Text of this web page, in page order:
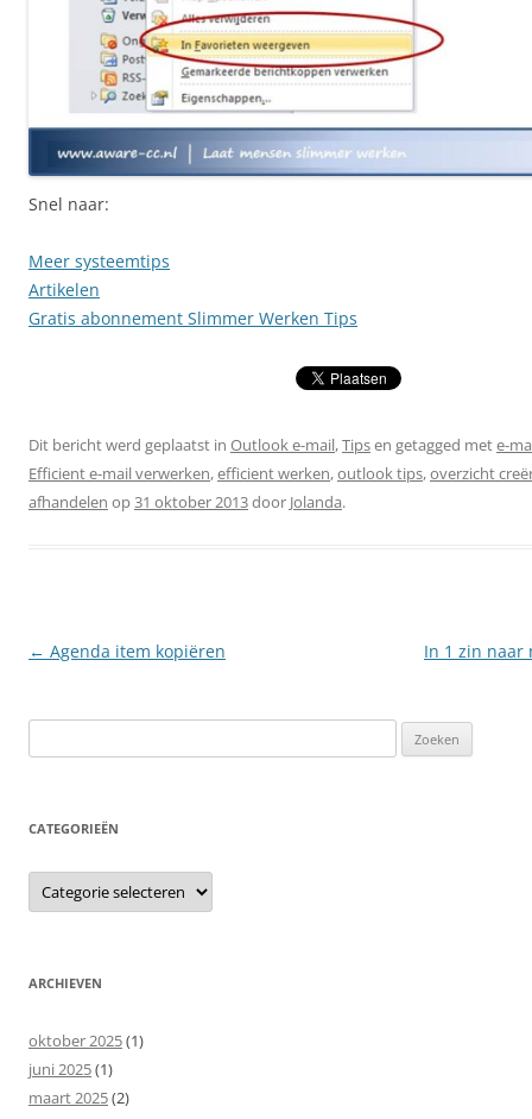
Snel naar:
Meer systeemtips
Artikelen
Gratis abonnement Slimmer Werken Tips
Dit bericht werd geplaatst in Outlook e-mail,Tipsen getagged mete-
Efficient e-mail verwerken,efficient werken,outlook tips,overzicht
afhandelen op31 oktober 2013door Jolanda.
Berichtnavigatie
← Agenda item kopiëren In 1 zin
naar:
CATEGORIEËN
Categorieën
ARCHIEVEN
oktober 2025(1)
juni 2025(1)
maart 2025(2)